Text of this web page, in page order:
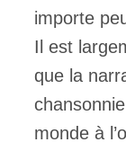
importe
Il est
que la
monde à